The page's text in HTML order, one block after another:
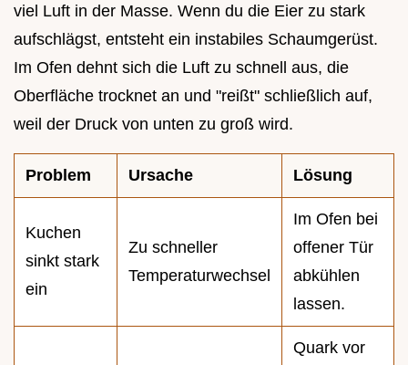
viel Luft in der Masse. Wenn du die Eier zu stark
aufschlägst, entsteht ein instabiles Schaumgerüst.
Im Ofen dehnt sich die Luft zu schnell aus, die
Oberfläche trocknet an und "reißt" schließlich auf,
weil der Druck von unten zu groß wird.
Problem Ursache Lösung
Kuchen
sinkt stark
ein
Zu schneller
Temperaturwechsel
Im Ofen bei
offener Tür
abkühlen
lassen.
Quark vor